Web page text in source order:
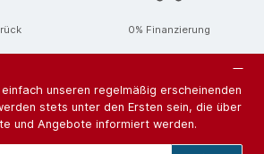
0% Finanzierung
unseren regelmäßig erscheinenden
stets unter den Ersten sein, die über
und Angebote informiert werden.